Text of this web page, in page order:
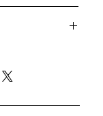
ราคา